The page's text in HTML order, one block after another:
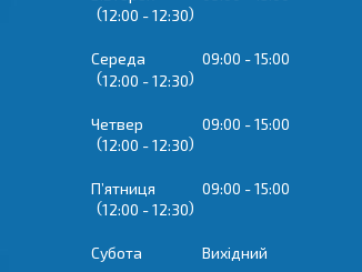
12:00
12:30
Середа 09:00
15:00
12:00
12:30
Четвер 09:00
15:00
12:00
12:30
Пʼятниця 09:00
15:00
12:00
12:30
Субота Вихідний